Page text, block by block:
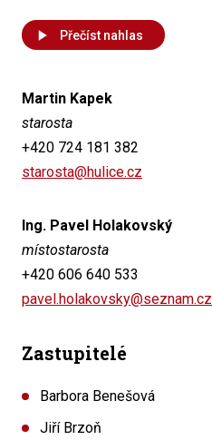
Přečíst nahlas
Martin Kapek
starosta
+420 724 181 382
starosta@hulice.cz
Ing. Pavel Holakovský
místostarosta
+420 606 640 533
pavel.holakovsky@seznam.cz
Zastupitelé
Barbora Benešová
Jiří Brzoň